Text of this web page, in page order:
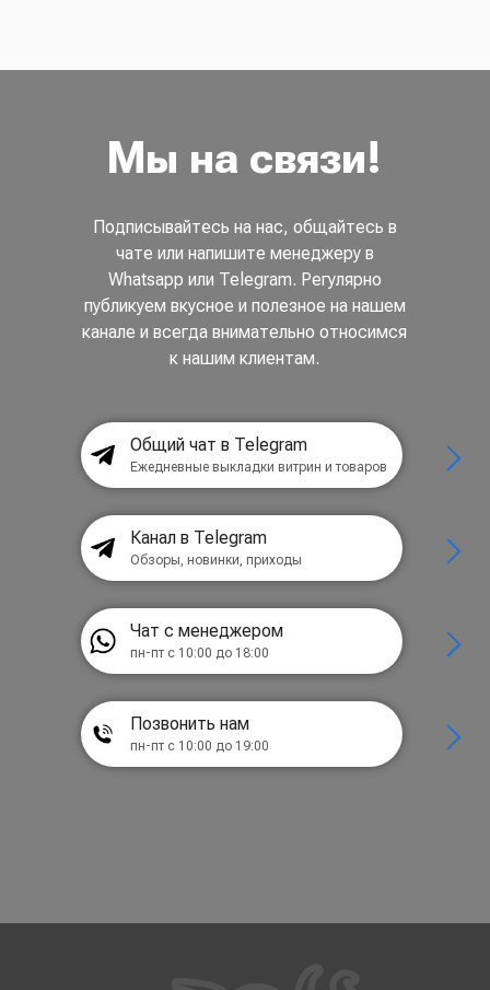
Мы на связи!
Подписывайтесь на нас, общайтесь в
чате или напишите менеджеру в
Whatsapp или Telegram. Регулярно
публикуем вкусное и полезное на нашем
канале и всегда внимательно относимся
к нашим клиентам.
Общий чат в Telegram
Ежедневные выкладки витрин и товаров
Канал в Telegram
Обзоры, новинки, приходы
Чат с менеджером
пн-пт с 10:00 до 18:00
Позвонить нам
пн-пт с 10:00 до 19:00